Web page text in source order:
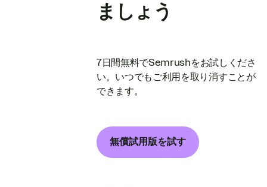
ましょう
7日間無料でSemrushをお試しくださ
い。いつでもご利用を取り消すことが
できます。
無償試用版を試す